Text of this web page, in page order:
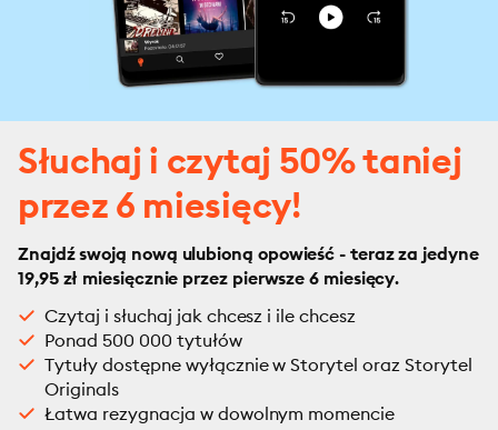
Słuchaj i czytaj 50% taniej
przez 6 miesięcy!
Znajdź swoją nową ulubioną opowieść - teraz za jedyne
19,95 zł miesięcznie przez pierwsze 6 miesięcy.
Czytaj i słuchaj jak chcesz i ile chcesz
Ponad 500 000 tytułów
Tytuły dostępne wyłącznie w Storytel oraz Storytel
Originals
Łatwa rezygnacja w dowolnym momencie